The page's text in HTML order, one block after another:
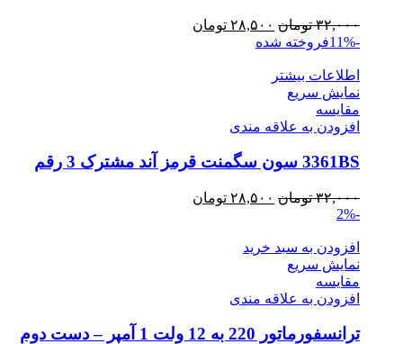
۳۲,۰۰۰ تومان قیمت
اصلی
۲۸,۵۰۰ تومان
-11% فروخته شده
اطلاعات بیشتر
نمایش سریع
مقايسه
افزودن به علاقه مندی
3361BS سون سگمنت قرمز آند مشترک 3 رقم
۳۲,۰۰۰ تومان قیمت
بود.
۲۸,۵۰۰ تومان
-2%
افزودن به سبد خرید
نمایش سریع
مقايسه
افزودن به علاقه مندی
ترانسفورماتور 220 به 12 ولت 1 آمپر – دست دوم